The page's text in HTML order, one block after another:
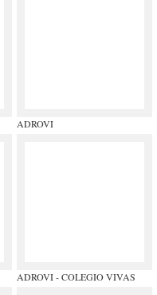
ADROVI
ADROVI - COLEGIO VIVAS